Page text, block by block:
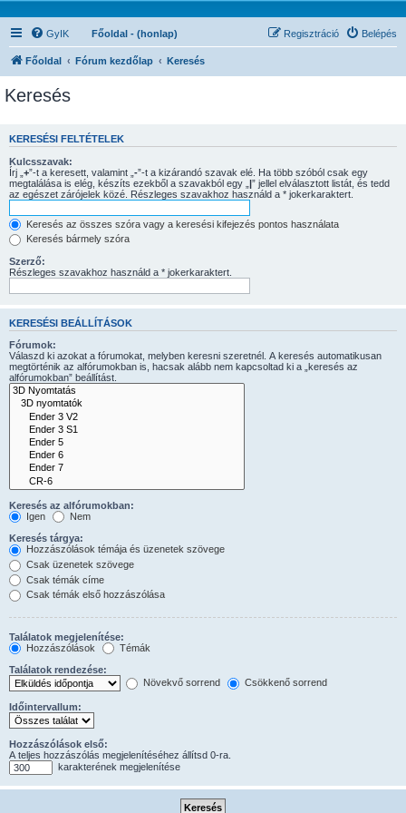
GyIK Főoldal - (honlap) Belépés
Regisztráció
Főoldal Fórum kezdőlap Keresés
Keresés
KERESÉSI FELTÉTELEK
Kulcsszavak:
Írj „ +”-t a keresett, valamint „ -”-t a kizárandó szavak elé. Ha több szóból csak egy
megtalálása is elég, készíts ezekből a szavakból egy „ |” jellel elválasztott listát, és tedd
az egészet zárójelek közé. Részleges szavakhoz használd a * jokerkaraktert.
Keresés az összes szóra vagy a keresési kifejezés pontos használata
Keresés bármely szóra
Szerző:
Részleges szavakhoz használd a * jokerkaraktert.
KERESÉSI BEÁLLÍTÁSOK
Fórumok:
Válaszd ki azokat a fórumokat, melyben keresni szeretnél. A keresés automatikusan
megtörténik az alfórumokban is, hacsak alább nem kapcsoltad ki a „keresés az
alfórumokban” beállítást.
Keresés az alfórumokban:
Igen
Nem
Keresés tárgya:
Hozzászólások témája és üzenetek szövege
Csak üzenetek szövege
Csak témák címe
Csak témák első hozzászólása
Találatok megjelenítése:
Hozzászólások
Témák
Találatok rendezése:
Növekvő sorrend
Csökkenő sorrend
Időintervallum:
Hozzászólások első:
A teljes hozzászólás megjelenítéséhez állítsd 0-ra.
karakterének megjelenítése